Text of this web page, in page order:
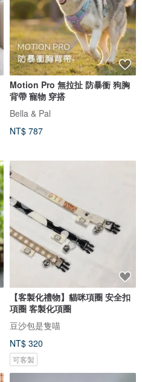
Motion Pro 無拉扯 防暴衝 狗胸
背帶 寵物 穿搭
Bella & Pal
NT$ 787
【客製化禮物】貓咪項圈 安全扣
項圈 客製化項圈
豆沙包是隻喵
NT$ 320
可客製